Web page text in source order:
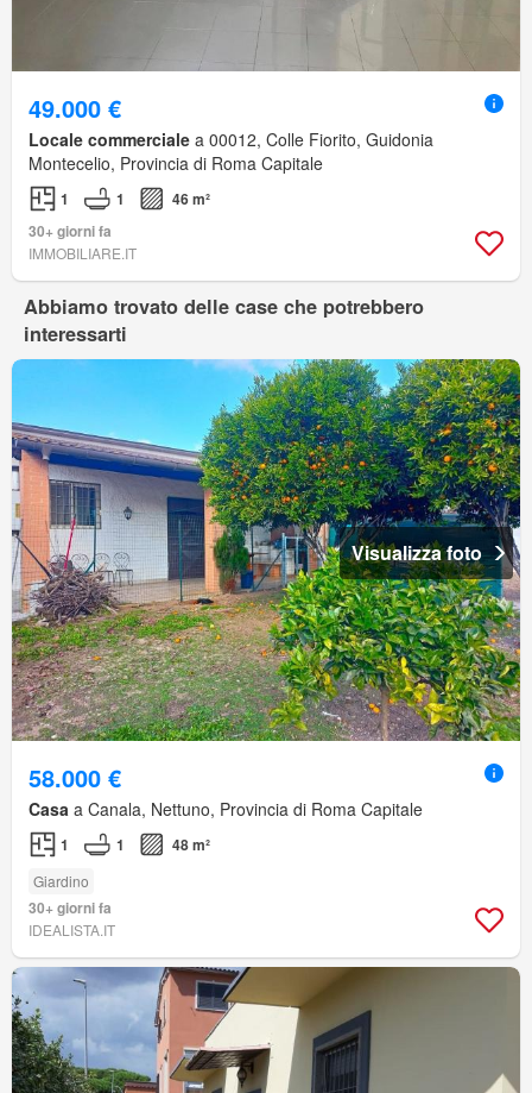
49.000 €
Locale commerciale a 00012, Colle Fiorito, Guidonia
Montecelio, Provincia di Roma Capitale
1 1
46 m²
30+ giorni fa
IMMOBILIARE.IT
Abbiamo trovato delle case che potrebbero
interessarti
Visualizza foto
58.000 €
Casa a Canala, Nettuno, Provincia di Roma Capitale
1 1 48 m²
Giardino
30+ giorni fa
IDEALISTA.IT